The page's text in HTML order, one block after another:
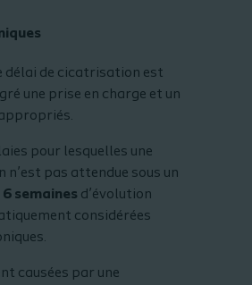
délai de cicatrisation est
une prise en charge et un
pour lesquelles une
pas attendue sous un
semaines d’évolution
considérées
causées par une